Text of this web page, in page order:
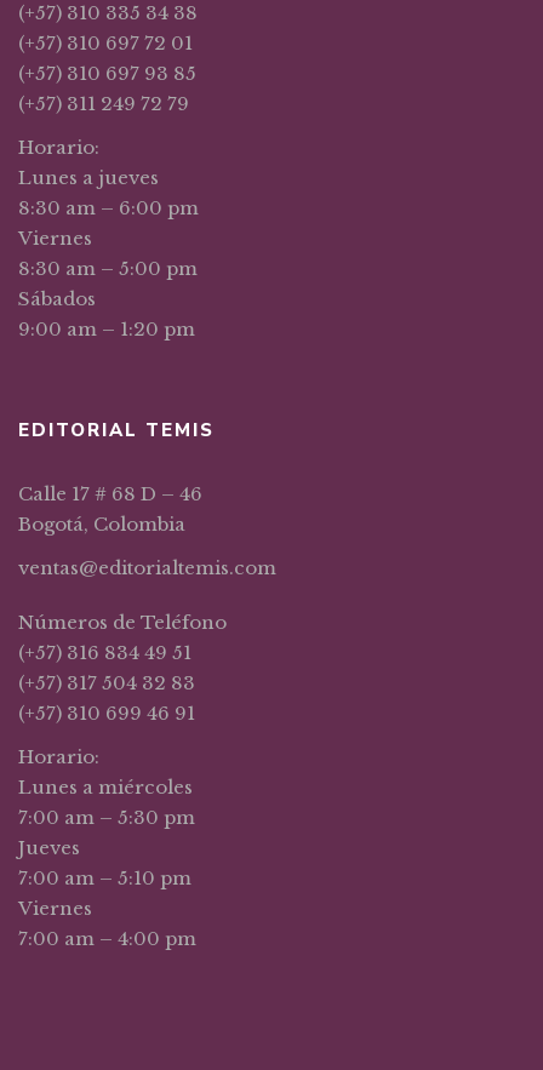
(+57) 310 335 34 38
(+57) 310 697 72 01
(+57) 310 697 93 85
(+57) 311 249 72 79
Horario:
Lunes a jueves
8:30 am – 6:00 pm
Viernes
8:30 am – 5:00 pm
Sábados
9:00 am – 1:20 pm
EDITORIAL TEMIS
Calle 17 # 68 D – 46
Bogotá, Colombia
ventas@editorialtemis.com
Números de Teléfono
(+57) 316 834 49 51
(+57) 317 504 32 83
(+57) 310 699 46 91
Horario:
Lunes a miércoles
7:00 am – 5:30 pm
Jueves
7:00 am – 5:10 pm
Viernes
7:00 am – 4:00 pm